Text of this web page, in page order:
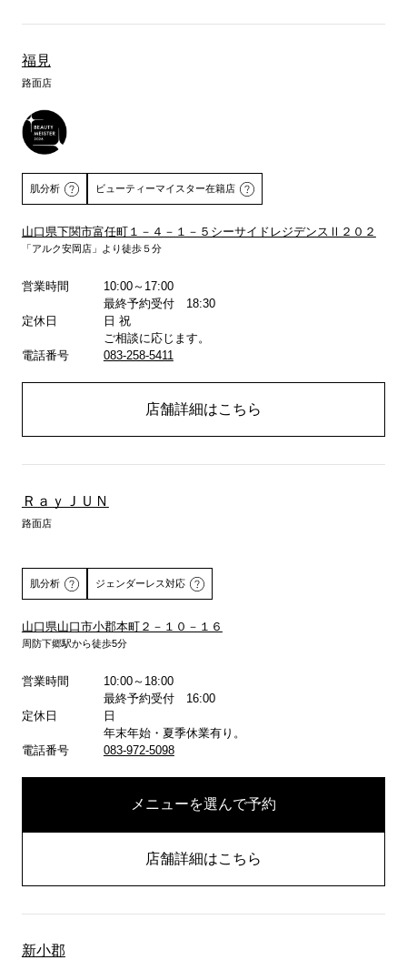
福見
路面店
肌分析 ビューティーマイスター在籍店
山口県下関市富任町１－４－１－５シーサイドレジデンスⅡ２０２
「アルク安岡店」より徒歩５分
営業時間
10:00～17:00
最終予約受付 18:30
定休日
日 祝
ご相談に応じます。
電話番号
083-258-5411
店舗詳細はこちら
ＲａｙＪＵＮ
路面店
肌分析 ジェンダーレス対応
山口県山口市小郡本町２－１０－１６
周防下郷駅から徒歩5分
営業時間
10:00～18:00
最終予約受付 16:00
定休日
日
年末年始・夏季休業有り。
電話番号
083-972-5098
メニューを選んで予約
店舗詳細はこちら
新小郡